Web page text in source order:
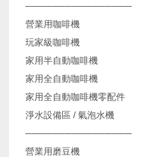
────────────────
營業用咖啡機
玩家級咖啡機
家用半自動咖啡機
家用全自動咖啡機
家用全自動咖啡機零配件
淨水設備區 / 氣泡水機
────────────────
營業用磨豆機